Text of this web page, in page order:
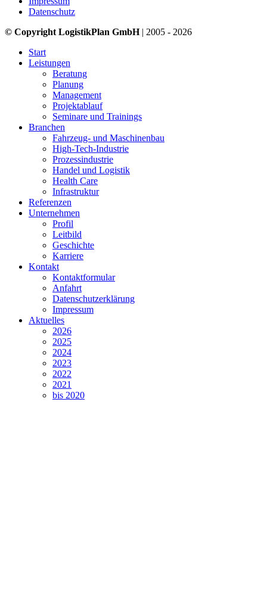
Datenschutz
© Copyright LogistikPlan GmbH| 2005 - 2026
Start
Leistungen
Beratung
Planung
Management
Projektablauf
Seminare und Trainings
Branchen
Fahrzeug- und Maschinenbau
High-Tech-Industrie
Prozessindustrie
Handel und Logistik
Health Care
Infrastruktur
Referenzen
Unternehmen
Profil
Leitbild
Geschichte
Karriere
Kontakt
Kontaktformular
Anfahrt
Datenschutzerklärung
Impressum
Aktuelles
2026
2025
2024
2023
2022
2021
bis 2020